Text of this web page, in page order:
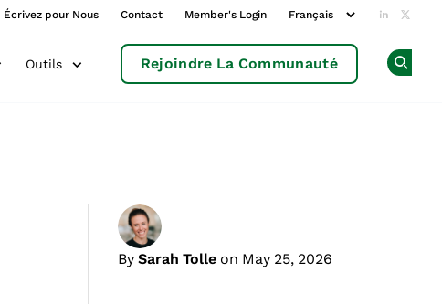
Écrivez pour Nous Contact Member's Login Add us
Outils Rejoindre La Communauté
By Sarah Tolle on May 25, 2026